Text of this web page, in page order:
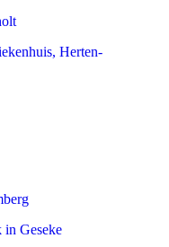
Herten-
in Geseke